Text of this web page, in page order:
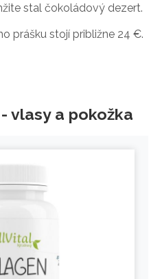
stal čokoládový dezert.
prášku stojí približne 24 €.
vlasy a pokožka